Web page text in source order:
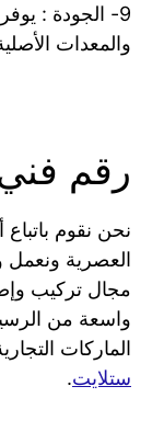
9- الجودة :
والمعدات
رقم
نحن نقوم باتباع
العصرية
مجال تركيب
واسعة من
الماركات
ستلايت.